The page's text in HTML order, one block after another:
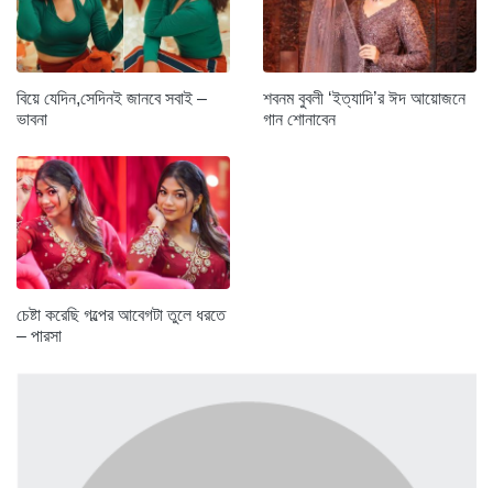
বিয়ে যেদিন,সেদিনই জানবে সবাই –
ভাবনা
শবনম বুবলী ‘ইত্যাদি’র ঈদ আয়োজনে
গান শোনাবেন
চেষ্টা করেছি গল্পের আবেগটা তুলে ধরতে
– পারসা